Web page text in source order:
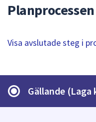
Planprocessen
Visa avslutade steg i
Gällande (Laga